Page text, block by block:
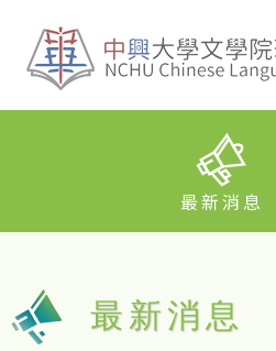
最新消息
最新消息